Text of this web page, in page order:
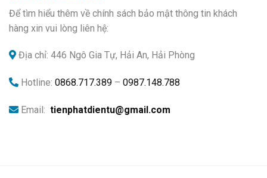
Để tìm hiểu thêm về chính sách bảo mật thông tin khách
hàng xin vui lòng liên hệ:
Địa chỉ: 446 Ngô Gia Tự, Hải An, Hải Phòng
Hotline: 0868.717.389 – 0987.148.788
Email: tienphatdientu@gmail.com